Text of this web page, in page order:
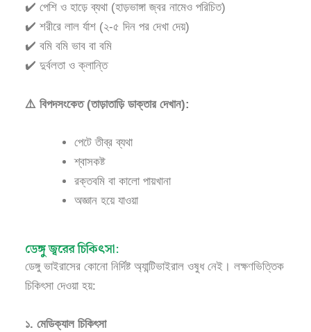
✔️ পেশি ও হাড়ে ব্যথা (হাড়ভাঙ্গা জ্বর নামেও পরিচিত)
✔️ শরীরে লাল র্যাশ (২-৫ দিন পর দেখা দেয়)
✔️ বমি বমি ভাব বা বমি
✔️ দুর্বলতা ও ক্লান্তি
⚠️ বিপদসংকেত (তাড়াতাড়ি ডাক্তার দেখান):
পেটে তীব্র ব্যথা
শ্বাসকষ্ট
রক্তবমি বা কালো পায়খানা
অজ্ঞান হয়ে যাওয়া
ডেঙ্গু জ্বরের চিকিৎসা:
ডেঙ্গু ভাইরাসের কোনো নির্দিষ্ট অ্যান্টিভাইরাল ওষুধ নেই। লক্ষণভিত্তিক
চিকিৎসা দেওয়া হয়:
১. মেডিক্যাল চিকিৎসা